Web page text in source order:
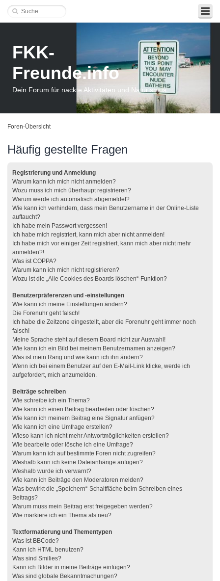
FKK-
Freunde.info
Dein Forum für nackte Aktivitäten und Naturismus
Foren-Übersicht
Häufig gestellte Fragen
Registrierung und Anmeldung
Warum kann ich mich nicht anmelden?
Wozu muss ich mich überhaupt registrieren?
Warum werde ich automatisch abgemeldet?
Wie kann ich verhindern, dass mein Benutzername in der Online-Liste
auftaucht?
Ich habe mein Passwort vergessen!
Ich habe mich registriert, kann mich aber nicht anmelden!
Ich habe mich vor einiger Zeit registriert, kann mich aber nicht mehr
anmelden?!
Was ist COPPA?
Warum kann ich mich nicht registrieren?
Wozu ist die „Alle Cookies des Boards löschen“-Funktion?
Benutzerpräferenzen und -einstellungen
Wie kann ich meine Einstellungen ändern?
Die Forenuhr geht falsch!
Ich habe die Zeitzone eingestellt, aber die Forenuhr geht immer noch
falsch!
Meine Sprache steht auf diesem Board nicht zur Auswahl!
Wie kann ich ein Bild bei meinem Benutzernamen anzeigen?
Was ist mein Rang und wie kann ich ihn ändern?
Wenn ich bei einem Benutzer auf den E-Mail-Link klicke, werde ich
aufgefordert, mich anzumelden.
Beiträge schreiben
Wie schreibe ich ein Thema?
Wie kann ich einen Beitrag bearbeiten oder löschen?
Wie kann ich meinem Beitrag eine Signatur anfügen?
Wie kann ich eine Umfrage erstellen?
Wieso kann ich nicht mehr Antwortmöglichkeiten erstellen?
Wie bearbeite oder lösche ich eine Umfrage?
Warum kann ich auf bestimmte Foren nicht zugreifen?
Weshalb kann ich keine Dateianhänge anfügen?
Weshalb wurde ich verwarnt?
Wie kann ich Beiträge den Moderatoren melden?
Was bewirkt die „Speichern“-Schaltfläche beim Schreiben eines
Beitrags?
Warum muss mein Beitrag erst freigegeben werden?
Wie markiere ich ein Thema als neu?
Textformatierung und Thementypen
Was ist BBCode?
Kann ich HTML benutzen?
Was sind Smilies?
Kann ich Bilder in meine Beiträge einfügen?
Was sind globale Bekanntmachungen?